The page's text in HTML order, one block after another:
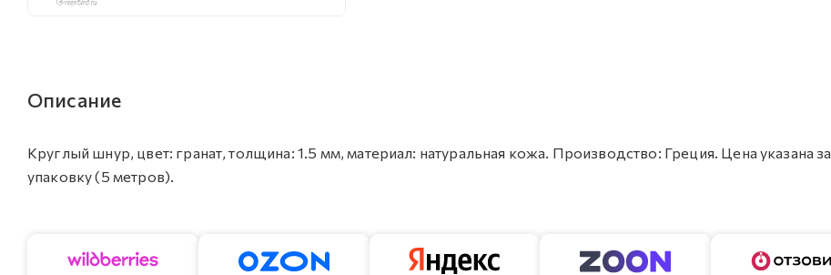
Описание
Круглый шнур, цвет: гранат, толщина: 1.5 мм, материал: натуральная кожа. Производство: Греция. Цена указана за
упаковку (5 метров).